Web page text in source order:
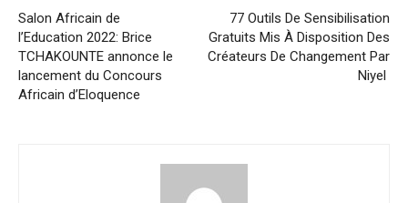
Salon Africain de
l’Education 2022: Brice
TCHAKOUNTE annonce le
lancement du Concours
Africain d’Eloquence
77 Outils De Sensibilisation
Gratuits Mis À Disposition Des
Créateurs De Changement Par
Niyel